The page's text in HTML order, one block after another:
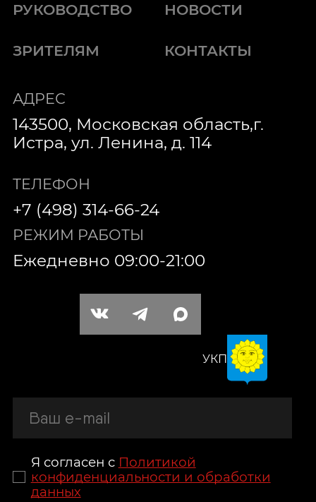
РУКОВОДСТВО НОВОСТИ
ЗРИТЕЛЯМ КОНТАКТЫ
АДРЕС
143500, Московская область,г.
Истра, ул. Ленина, д. 114
ТЕЛЕФОН
+7 (498) 314-66-24
РЕЖИМ РАБОТЫ
Ежедневно 09:00-21:00
УКП
Я согласен с Политикой
конфиденциальности и обработки
данных